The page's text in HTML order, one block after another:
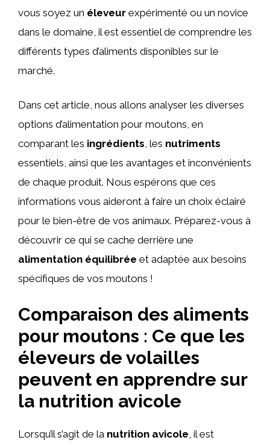
vous soyez un éleveur expérimenté ou un novice
dans le domaine, il est essentiel de comprendre les
différents types d’aliments disponibles sur le
marché.
Dans cet article, nous allons analyser les diverses
options d’alimentation pour moutons, en
comparant les ingrédients, les nutriments
essentiels, ainsi que les avantages et inconvénients
de chaque produit. Nous espérons que ces
informations vous aideront à faire un choix éclairé
pour le bien-être de vos animaux. Préparez-vous à
découvrir ce qui se cache derrière une
alimentation équilibrée et adaptée aux besoins
spécifiques de vos moutons !
Comparaison des aliments
pour moutons : Ce que les
éleveurs de volailles
peuvent en apprendre sur
la nutrition avicole
Lorsqu’il s’agit de la nutrition avicole , il est